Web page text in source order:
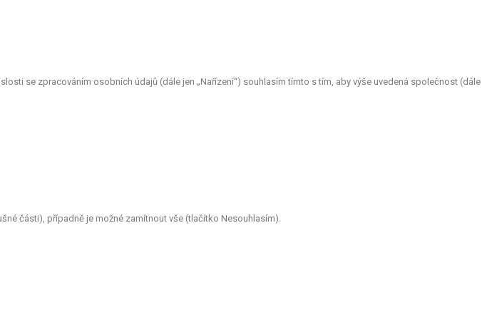
se zpracováním osobních údajů (dále jen „Nařízení“) souhlasím tímto s tím, aby výše uvedená společnost (dále
části), případně je možné zamítnout vše (tlačítko Nesouhlasím).